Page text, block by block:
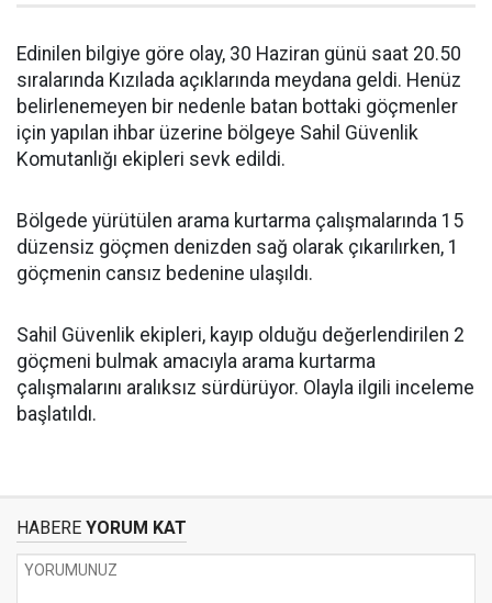
Edinilen bilgiye göre olay, 30 Haziran günü saat 20.50
sıralarında Kızılada açıklarında meydana geldi. Henüz
belirlenemeyen bir nedenle batan bottaki göçmenler
için yapılan ihbar üzerine bölgeye Sahil Güvenlik
Komutanlığı ekipleri sevk edildi.
Bölgede yürütülen arama kurtarma çalışmalarında 15
düzensiz göçmen denizden sağ olarak çıkarılırken, 1
göçmenin cansız bedenine ulaşıldı.
Sahil Güvenlik ekipleri, kayıp olduğu değerlendirilen 2
göçmeni bulmak amacıyla arama kurtarma
çalışmalarını aralıksız sürdürüyor. Olayla ilgili inceleme
başlatıldı.
HABERE YORUM KAT